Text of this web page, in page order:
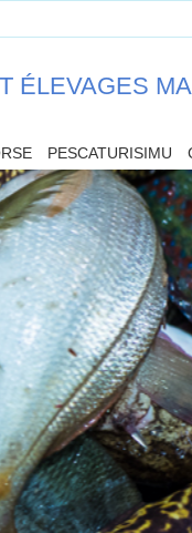
ÉLEVAGES
PESCATURISIMU